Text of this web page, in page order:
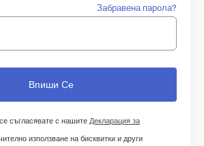
Забравена парола?
съгласявате с нашитеДекларация за
използване на бисквитки и други